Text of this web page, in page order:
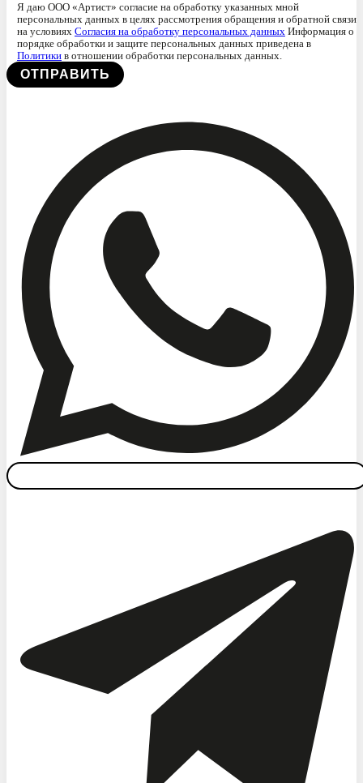
Я даю ООО «Артист» согласие на обработку указанных мной
персональных данных в целях рассмотрения обращения и обратной связи
на условиях Согласия на обработку персональных данных Информация о
порядке обработки и защите персональных данных приведена в
Политики в отношении обработки персональных данных.